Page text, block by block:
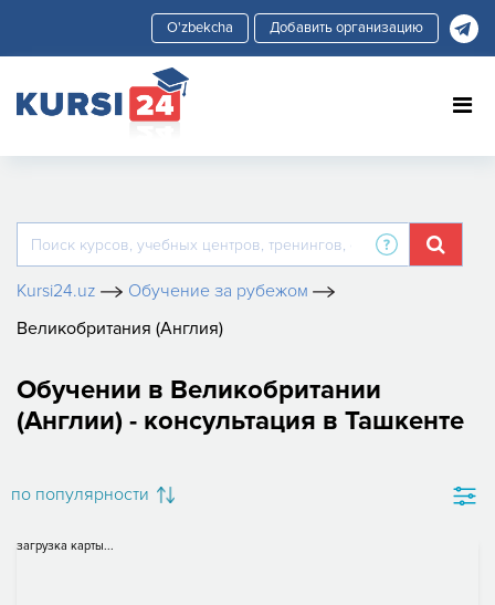
Добавить организацию
Kursi24.uz
Обучение за рубежом
Великобритания (Англия)
Обучении в Великобритании
(Англии) - консультация в Ташкенте
по популярности
загрузка карты...